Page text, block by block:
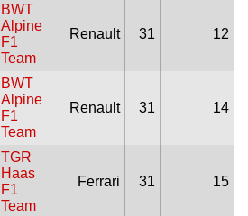
BWT
Alpine
F1
Team
Renault 31 12
BWT
Alpine
F1
Team
Renault 31 14
TGR
Haas
F1
Team
Ferrari 31 15